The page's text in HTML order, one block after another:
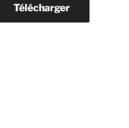
Télécharger